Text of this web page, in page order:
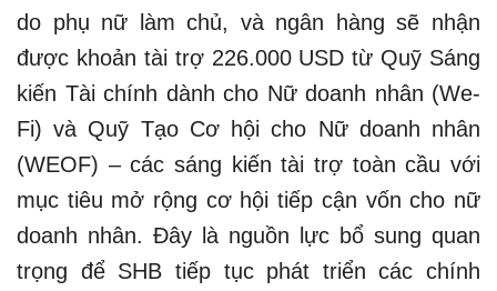
do phụ nữ làm chủ, và ngân hàng sẽ nhận
được khoản tài trợ 226.000 USD từ Quỹ Sáng
kiến Tài chính dành cho Nữ doanh nhân (We-
Fi) và Quỹ Tạo Cơ hội cho Nữ doanh nhân
(WEOF) – các sáng kiến tài trợ toàn cầu với
mục tiêu mở rộng cơ hội tiếp cận vốn cho nữ
doanh nhân. Đây là nguồn lực bổ sung quan
trọng để SHB tiếp tục phát triển các chính